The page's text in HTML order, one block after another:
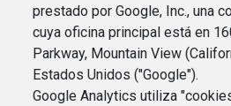
prestado por Google, Inc., una
cuya oficina principal está en
Parkway, Mountain View
Estados Unidos ("Google").
Google Analytics utiliza